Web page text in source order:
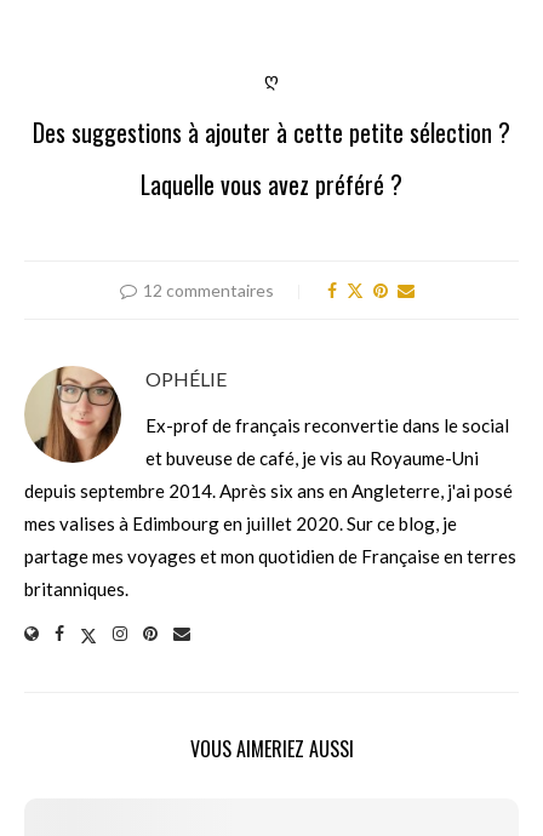
ღ
Des suggestions à ajouter à cette petite sélection ?
Laquelle vous avez préféré ?
12 commentaires
OPHÉLIE
Ex-prof de français reconvertie dans le social
et buveuse de café, je vis au Royaume-Uni
depuis septembre 2014. Après six ans en Angleterre, j'ai posé
mes valises à Edimbourg en juillet 2020. Sur ce blog, je
partage mes voyages et mon quotidien de Française en terres
britanniques.
VOUS AIMERIEZ AUSSI